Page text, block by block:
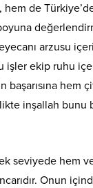
hem de
arzusu
işler ekip ruhu
başarısına
inşallah bunu
seviyede hem
Onun